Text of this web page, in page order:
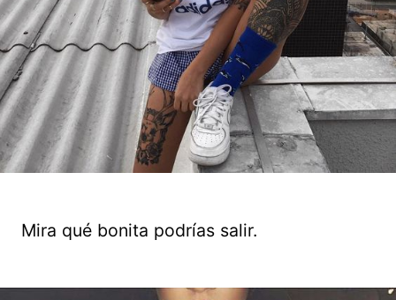
Mira qué bonita podrías salir.